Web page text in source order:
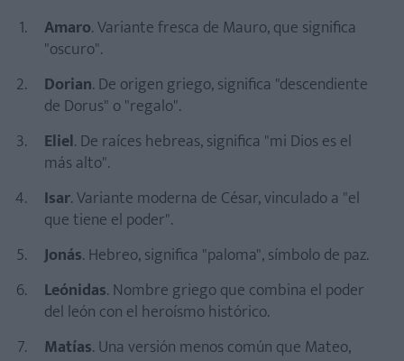
Amaro. Variante fresca de Mauro, que significa
"oscuro".
Dorian. De origen griego, significa "descendiente
de Dorus" o "regalo".
Eliel. De raíces hebreas, significa "mi Dios es el
más alto".
Isar. Variante moderna de César, vinculado a "el
que tiene el poder".
Jonás. Hebreo, significa "paloma", símbolo de paz.
Leónidas. Nombre griego que combina el poder
del león con el heroísmo histórico.
Matías. Una versión menos común que Mateo,